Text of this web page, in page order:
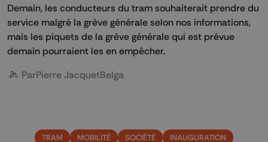
Demain, les conducteurs du tram souhaiterait prendre du
service malgré la grève générale selon nos informations,
mais les piquets de la grève générale qui est prévue
demain pourraient les en empêcher.
ParPierre JacquetBelga
TRAM MOBILITÉ SOCIÉTÉ INAUGURATION